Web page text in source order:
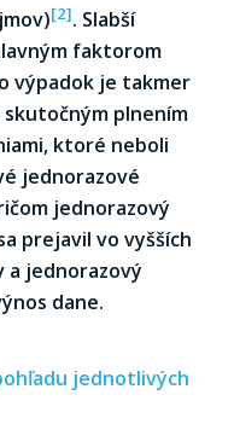
[2]. Slabší
faktorom
výpadok je takmer
plnením
ktoré neboli
jednorazové
jednorazový
prejavil vo vyšších
a jednorazový
dane.
jednotlivých